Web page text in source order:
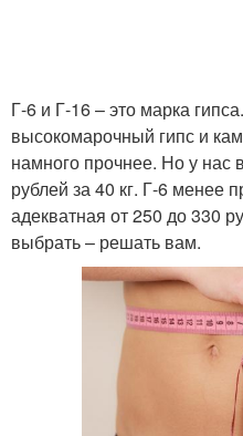
Г-6 и Г-16 – это марка
высокомарочный гипс и
намного прочнее. Но у нас
рублей за 40 кг. Г-6 менее
адекватная от 250 до 330
выбрать – решать вам.